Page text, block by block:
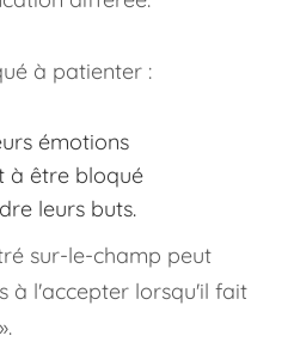
à patienter :
émotions
à être bloqué
leurs buts.
sur-le-champ peut
à l'accepter lorsqu'il fait